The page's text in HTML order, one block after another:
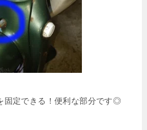
固定できる！便利な部分です◎